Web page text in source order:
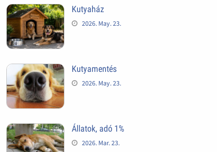
Kutyaház
2026. May. 23.
Kutyamentés
2026. May. 23.
Állatok, adó 1%
2026. Mar. 23.